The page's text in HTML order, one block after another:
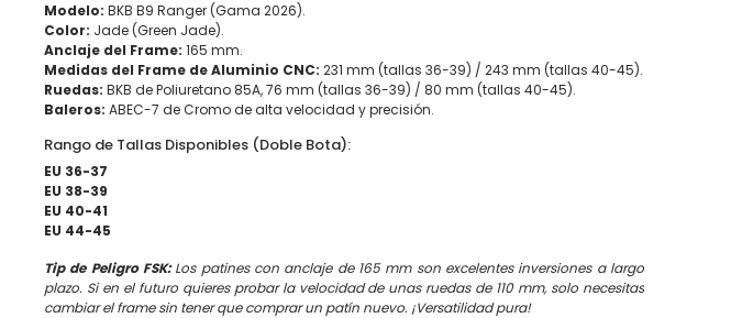
Modelo: BKB B9 Ranger (Gama 2026).
Color: Jade (Green Jade).
Anclaje del Frame: 165 mm.
Medidas del Frame de Aluminio CNC: 231 mm (tallas 36-39) / 243 mm (tallas 40-45).
Ruedas: BKB de Poliuretano 85A, 76 mm (tallas 36-39) / 80 mm (tallas 40-45).
Baleros: ABEC-7 de Cromo de alta velocidad y precisión.
Rango de Tallas Disponibles (Doble Bota):
EU 36-37
EU 38-39
EU 40-41
EU 44-45
Tip de Peligro FSK:Los patines con anclaje de 165 mm son excelentes inversiones a largo
plazo. Si en el futuro quieres probar la velocidad de unas ruedas de 110 mm, solo necesitas
cambiar el frame sin tener que comprar un patín nuevo. ¡Versatilidad pura!